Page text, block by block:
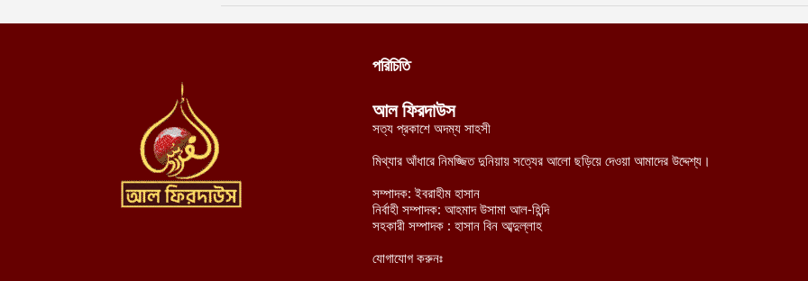
পরিচিতি
আল ফিরদাউস
সত্য প্রকাশে অদম্য সাহসী
মিথ্যার আঁধারে নিমজ্জিত দুনিয়ায় সত্যের আলো ছড়িয়ে দেওয়া আমাদের উদ্দেশ্য।
সম্পাদক: ইবরাহীম হাসান
নির্বাহী সম্পাদক: আহমাদ উসামা আল-হিন্দি
সহকারী সম্পাদক : হাসান বিন আব্দুল্লাহ
যোগাযোগ করুনঃ